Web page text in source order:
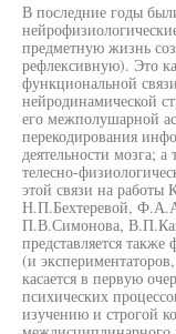
В последние годы
предметную жизнь
рефлексивную). Это
функциональной
нейродинамической
его межполушарной
перекодирования
деятельности мозга;
телесно-
этой связи на
Н.П.Бехтеревой,
П.В.Симонова,
представляется
(и
касается в первую
психических
изучению и строгой